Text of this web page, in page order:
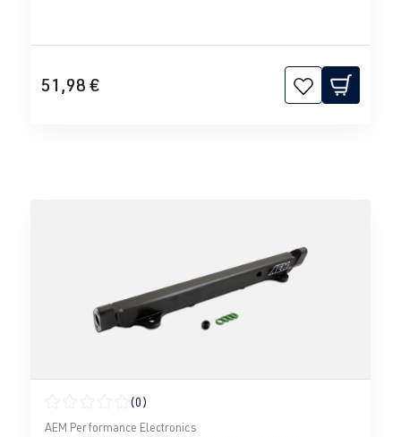
51,98 €
Calificación promedio de 0 de 5 estrellas
(0)
AEM Performance Electronics